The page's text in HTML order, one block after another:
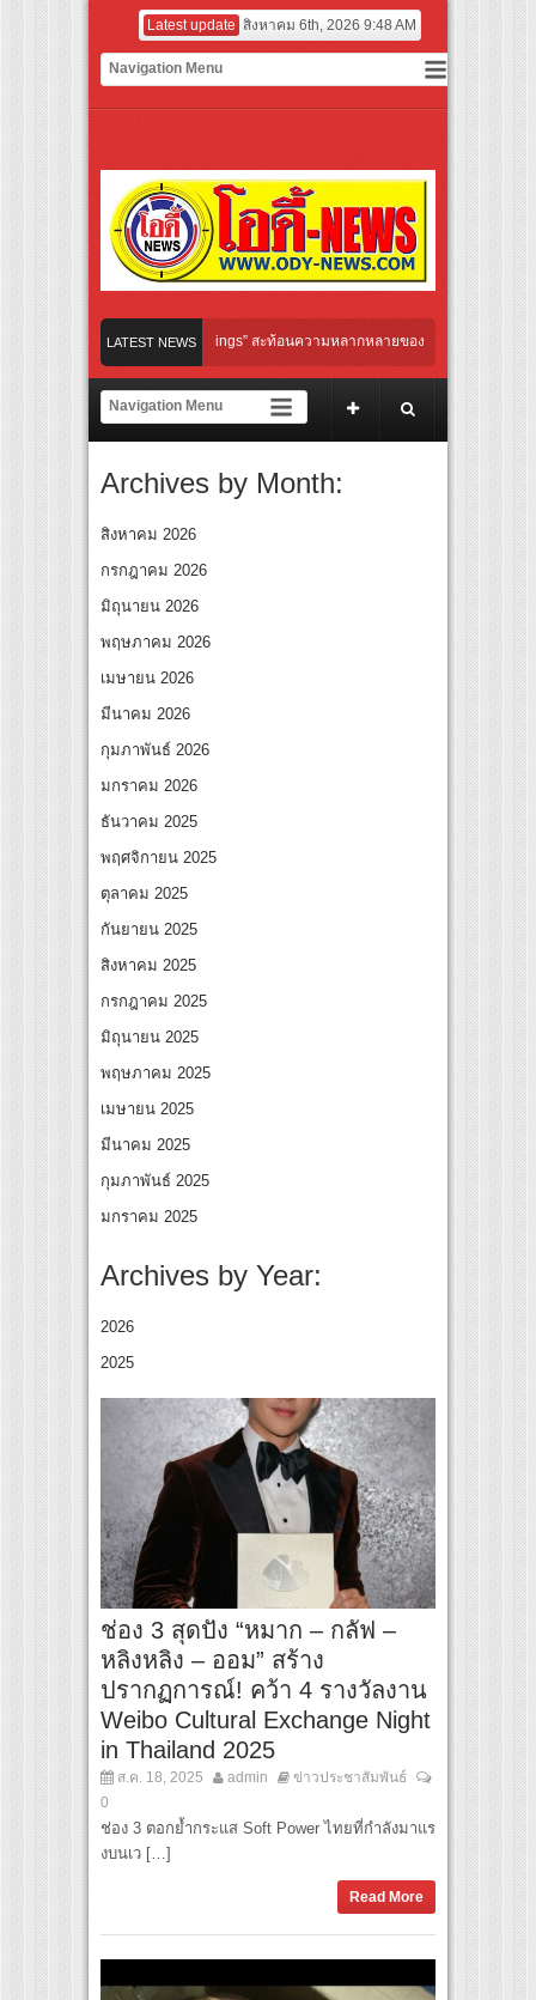
Latest update สิงหาคม 6th, 2026 9:48 AM
LATEST NEWS
“Modern City Feelings” สะท้อนความหลากหลายของผู้คนและการใช้ชีวิตผ่านเสื้อผ้า
ศิลปินชื่อดังจากเกาหลี และ “MINTTHY” จาก “MFlow Entertainment” เฉลิมฉลอง
เชื่อมคัลเจอร์เกาหลี-ไทย ผ่านแฟชั่น ความงาม ดนตรี การแสดง และศิลปะ เข้าด้
พิศวงกับภูตผีกุ๊กกู๋” เผยโปสเตอร์และตัวอย่างแรก ก่อนฉาย 24 กันยายนนี้
DAYS™ 2026 เทศกาลโมโตไลฟ์สไตล์ที่นักขี่ทั่วเอเชียรอคอย
ป ชวน คุณแม่ลูก 2 รถเมล์ คะนึงนิจ พร้อม “น้องคิด” – “น้องนิจ” ร่วมเติมเต็มความสุข
“Modern City Feelings” สะท้อนความหลากหลายของผู้คนและการใช้ชีวิตผ่านเสื้อผ้า
Archives by Month:
สิงหาคม 2026
กรกฎาคม 2026
มิถุนายน 2026
พฤษภาคม 2026
เมษายน 2026
มีนาคม 2026
กุมภาพันธ์ 2026
มกราคม 2026
ธันวาคม 2025
พฤศจิกายน 2025
ตุลาคม 2025
กันยายน 2025
สิงหาคม 2025
กรกฎาคม 2025
มิถุนายน 2025
พฤษภาคม 2025
เมษายน 2025
มีนาคม 2025
กุมภาพันธ์ 2025
มกราคม 2025
Archives by Year:
2026
2025
ช่อง 3 สุดปัง “หมาก – กลัฟ –
หลิงหลิง – ออม” สร้าง
ปรากฏการณ์! คว้า 4 รางวัลงาน
Weibo Cultural Exchange Night
in Thailand 2025
ส.ค. 18, 2025 admin
ข่าวประชาสัมพันธ์
0
ช่อง 3 ตอกย้ำกระแส Soft Power ไทยที่กำลังมาแร
งบนเว […]
Read More